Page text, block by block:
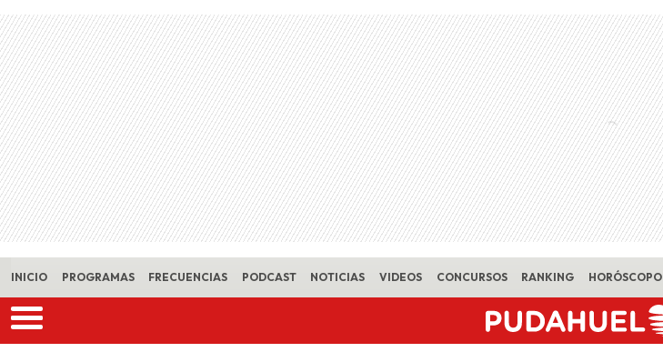
Skip to main content
INICIO PROGRAMAS FRECUENCIAS PODCAST NOTICIAS VIDEOS CONCURSOS RANKING HORÓSCOPO